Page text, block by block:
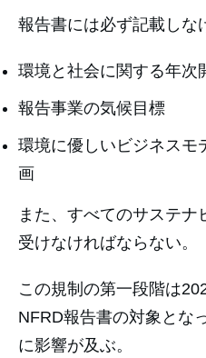
報告書には必ず記載しな
環境と社会に関する年次
報告事業の気候目標
環境に優しいビジネスモ
画
また、すべてのサステナ
受けなければならない。
この規制の第一段階は
NFRD報告書の対象とな
に影響が及ぶ。